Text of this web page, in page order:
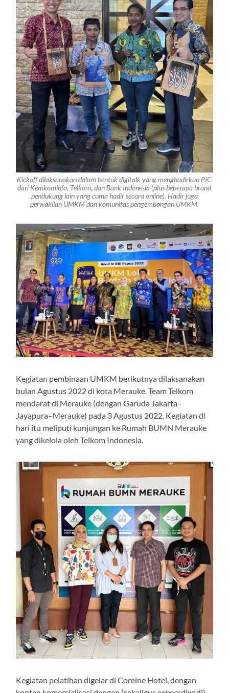
Kickoffdilaksanakan dalam bentukdigitalkyang menghadirkan PIC
dari Kemkominfo, Telkom, dan Bank Indonesia (plus beberapabrand
pendukung lain yang cuma hadir secaraonline). Hadir juga
perwakilan UMKM dan komunitas pengembangan UMKM.
Kegiatan pembinaan UMKM berikutnya dilaksanakan
bulan Agustus 2022 di kota Merauke. Team Telkom
mendarat di Merauke (dengan Garuda Jakarta–
Jayapura–Merauke) pada 3 Agustus 2022. Kegiatan di
hari itu meliputi kunjungan ke Rumah BUMN Merauke
yang dikelola oleh Telkom Indonesia.
Kegiatan pelatihan digelar di Coreine Hotel, dengan